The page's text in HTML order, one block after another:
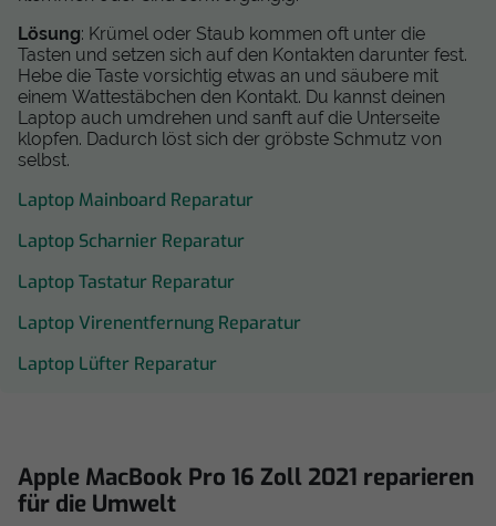
Lösung: Krümel oder Staub kommen oft unter die
Tasten und setzen sich auf den Kontakten darunter fest.
Hebe die Taste vorsichtig etwas an und säubere mit
einem Wattestäbchen den Kontakt. Du kannst deinen
Laptop auch umdrehen und sanft auf die Unterseite
klopfen. Dadurch löst sich der gröbste Schmutz von
selbst.
Laptop Mainboard Reparatur
Laptop Scharnier Reparatur
Laptop Tastatur Reparatur
Laptop Virenentfernung Reparatur
Laptop Lüfter Reparatur
Apple MacBook Pro 16 Zoll 2021 reparieren
für die Umwelt